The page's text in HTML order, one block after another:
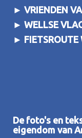
► VRIENDEN
► WELLSE
► FIETSROUTE
De foto's en
eigendom van